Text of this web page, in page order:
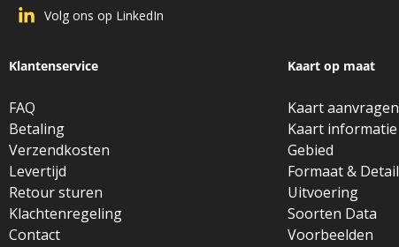
Volg ons op LinkedIn
Klantenservice
FAQ
Betaling
Verzendkosten
Levertijd
Retour sturen
Klachtenregeling
Contact
Kaart op maat
Kaart aanvragen
Kaart informatie
Gebied
Formaat & Detail
Uitvoering
Soorten Data
Voorbeelden